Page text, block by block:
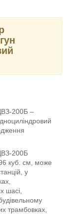
200Б –
200Б
куб. см, може
у
шасі,
трамбовках,